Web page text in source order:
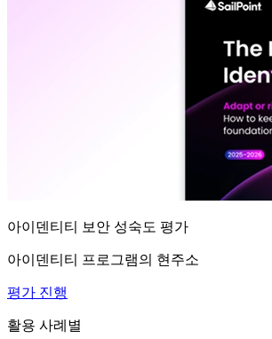
아이덴티티 보안 성숙도 평가
아이덴티티 프로그램의 현주소
평가 진행
활용 사례별